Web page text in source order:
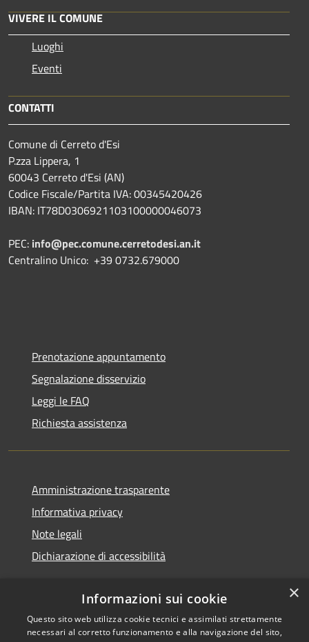
VIVERE IL COMUNE
Luoghi
Eventi
CONTATTI
Comune di Cerreto d'Esi
P.zza Lippera, 1
60043 Cerreto d'Esi (AN)
Codice Fiscale/Partita IVA: 00345420426
IBAN: IT78D0306921103100000046073
PEC: info@pec.comune.cerretodesi.an.it
Centralino Unico: +39 0732.679000
Prenotazione appuntamento
Segnalazione disservizio
Leggi le FAQ
Richiesta assistenza
Amministrazione trasparente
Informativa privacy
Note legali
Dichiarazione di accessibilità
RSS
Copyright © 2026 • Comune di
×
Informazioni sui cookie
Questo sito web utilizza cookie tecnici e assimilati strettamente
necessari al corretto funzionamento e alla navigazione del sito,